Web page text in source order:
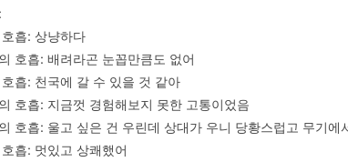
흡: 상냥하다
호흡: 배려라곤 눈꼽만큼도 없어
흡: 천국에 갈 수 있을 것 같아
호흡: 지금껏 경험해보지 못한 고통이었음
호흡: 울고 싶은 건 우린데 상대가 우니 당황스럽고 무기에
흡: 멋있고 상쾌했어